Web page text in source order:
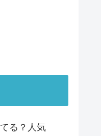
る？人気